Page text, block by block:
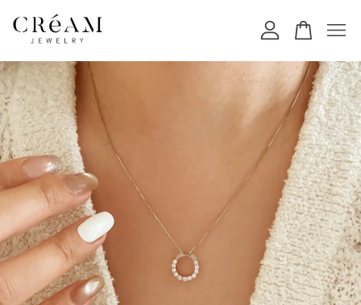
您的購物車目前還是空的。